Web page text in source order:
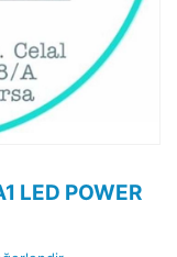
LED POWER